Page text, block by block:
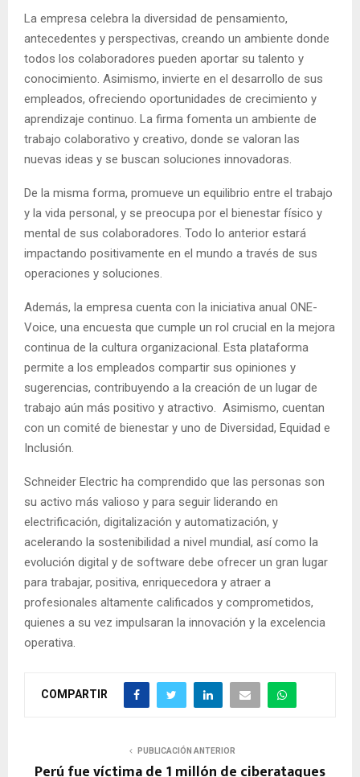
La empresa celebra la diversidad de pensamiento,
antecedentes y perspectivas, creando un ambiente donde
todos los colaboradores pueden aportar su talento y
conocimiento. Asimismo, invierte en el desarrollo de sus
empleados, ofreciendo oportunidades de crecimiento y
aprendizaje continuo. La firma fomenta un ambiente de
trabajo colaborativo y creativo, donde se valoran las
nuevas ideas y se buscan soluciones innovadoras.
De la misma forma, promueve un equilibrio entre el trabajo
y la vida personal, y se preocupa por el bienestar físico y
mental de sus colaboradores. Todo lo anterior estará
impactando positivamente en el mundo a través de sus
operaciones y soluciones.
Además, la empresa cuenta con la iniciativa anual ONE-
Voice, una encuesta que cumple un rol crucial en la mejora
continua de la cultura organizacional. Esta plataforma
permite a los empleados compartir sus opiniones y
sugerencias, contribuyendo a la creación de un lugar de
trabajo aún más positivo y atractivo. Asimismo, cuentan
con un comité de bienestar y uno de Diversidad, Equidad e
Inclusión.
Schneider Electric ha comprendido que las personas son
su activo más valioso y para seguir liderando en
electrificación, digitalización y automatización, y
acelerando la sostenibilidad a nivel mundial, así como la
evolución digital y de software debe ofrecer un gran lugar
para trabajar, positiva, enriquecedora y atraer a
profesionales altamente calificados y comprometidos,
quienes a su vez impulsaran la innovación y la excelencia
operativa.
COMPARTIR
PUBLICACIÓN ANTERIOR
Perú fue víctima de 1 millón de ciberataques